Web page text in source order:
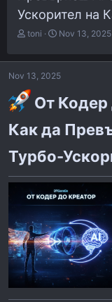
Ускорител на
T
e
d
a
r
toni
S
r
d
a
e
Nov 13, 2025
Nov 13, 2025
От Кодер
Как да
Турбо-